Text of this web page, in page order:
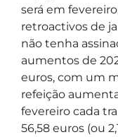
será em
retroactivos de
não tenha
aumentos de
euros, com um
refeição
fevereiro cada
56,58 euros (ou